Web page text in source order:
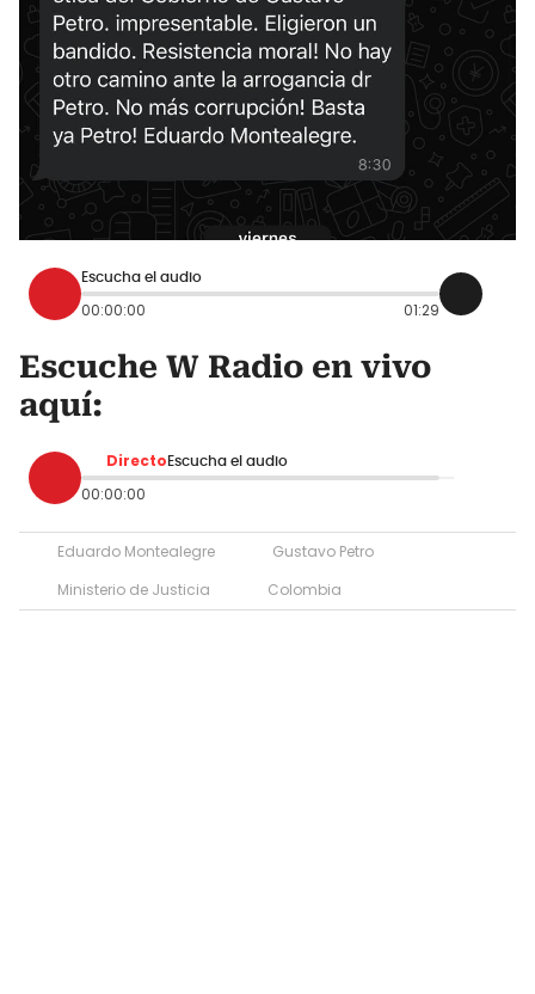
Escucha el audio
00:00:00 01:29
Escuche W Radio en vivo
aquí:
Directo Escucha el audio
00:00:00
Eduardo Montealegre
Gustavo Petro
Ministerio de Justicia
Colombia